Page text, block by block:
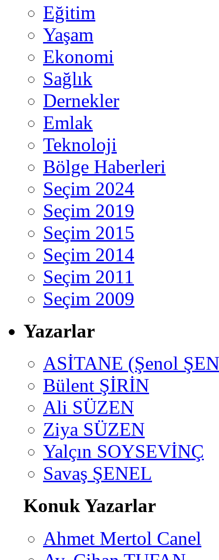
Eğitim
Yaşam
Ekonomi
Sağlık
Dernekler
Emlak
Teknoloji
Bölge Haberleri
Seçim 2024
Seçim 2019
Seçim 2015
Seçim 2014
Seçim 2011
Seçim 2009
Yazarlar
ASİTANE (Şenol
Bülent ŞİRİN
Ali SÜZEN
Ziya SÜZEN
Yalçın SOYSEVİNÇ
Savaş ŞENEL
Konuk Yazarlar
Ahmet Mertol Canel